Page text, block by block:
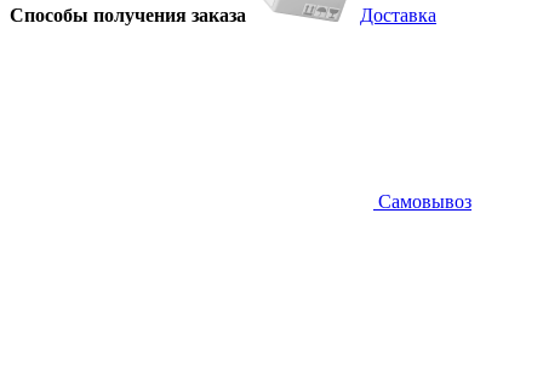
Способы получения заказа Доставка
Самовывоз